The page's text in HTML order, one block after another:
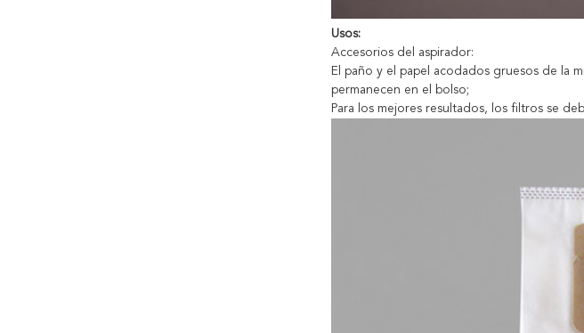
Usos:
Accesorios del aspirador:
El paño y el papel acodados gruesos de la
permanecen en el bolso;
Para los mejores resultados, los filtros se